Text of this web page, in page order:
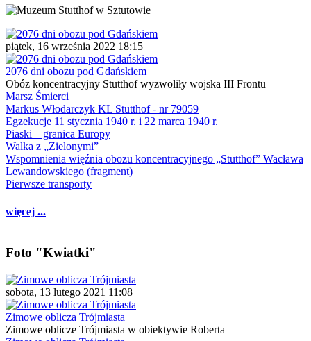
piątek, 16 września 2022 18:15
2076 dni obozu pod Gdańskiem
Obóz koncentracyjny Stutthof wyzwoliły wojska III Frontu
Marsz Śmierci
Markus Włodarczyk KL Stutthof - nr 79059
Egzekucje 11 stycznia 1940 r. i 22 marca 1940 r.
Piaski – granica Europy
Walka z „Zielonymi”
Wspomnienia więźnia obozu koncentracyjnego „Stutthof” Wacława
Lewandowskiego (fragment)
Pierwsze transporty
więcej ...
Foto "Kwiatki"
sobota, 13 lutego 2021 11:08
Zimowe oblicza Trójmiasta
Zimowe oblicze Trójmiasta w obiektywie Roberta